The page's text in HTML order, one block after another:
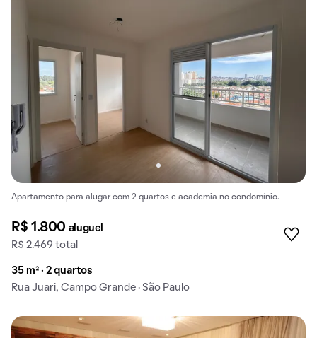
Apartamento para alugar com 2 quartos e academia no condomínio.
R$ 1.800 aluguel
R$ 2.469 total
35 m² · 2 quartos
Rua Juari, Campo Grande · São Paulo